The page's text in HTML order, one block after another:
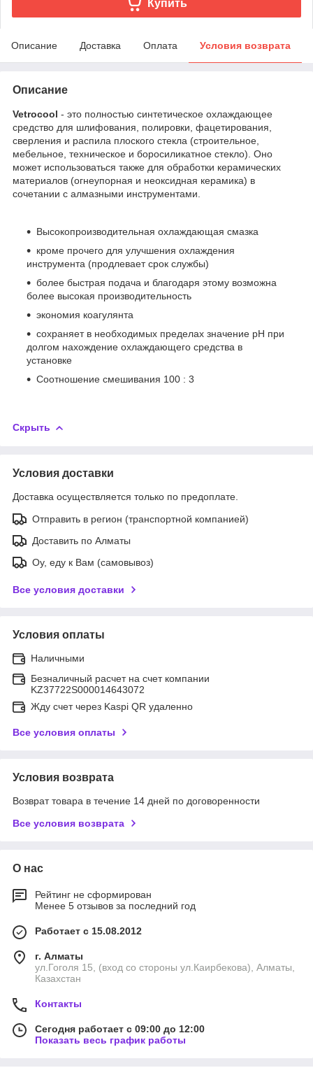
Купить
Описание Доставка Оплата Условия возврата
Описание
Vetrocool - это полностью синтетическое охлаждающее
средство для шлифования, полировки, фацетирования,
сверления и распила плоского стекла (строительное,
мебельное, техническое и боросиликатное стекло). Оно
может использоваться также для обработки керамических
материалов (огнеупорная и неоксидная керамика) в
сочетании с алмазными инструментами.
Высокопроизводительная охлаждающая смазка
кроме прочего для улучшения охлаждения
инструмента (продлевает срок службы)
более быстрая подача и благодаря этому возможна
более высокая производительность
экономия коагулянта
сохраняет в необходимых пределах значение pH при
долгом нахождение охлаждающего средства в
установке
Соотношение смешивания 100 : 3
Скрыть
Условия доставки
Доставка осуществляется только по предоплате.
Отправить в регион (транспортной компанией)
Доставить по Алматы
Оу, еду к Вам (самовывоз)
Все условия доставки
Условия оплаты
Наличными
Безналичный расчет на счет компании
KZ37722S000014643072
Жду счет через Kaspi QR удаленно
Все условия оплаты
Условия возврата
Возврат товара в течение 14 дней по договоренности
Все условия возврата
О нас
Рейтинг не сформирован
Менее 5 отзывов за последний год
Работает с 15.08.2012
г. Алматы
ул.Гоголя 15, (вход со стороны ул.Каирбекова), Алматы,
Казахстан
Контакты
Сегодня работает с 09:00 до 12:00
Показать весь график работы